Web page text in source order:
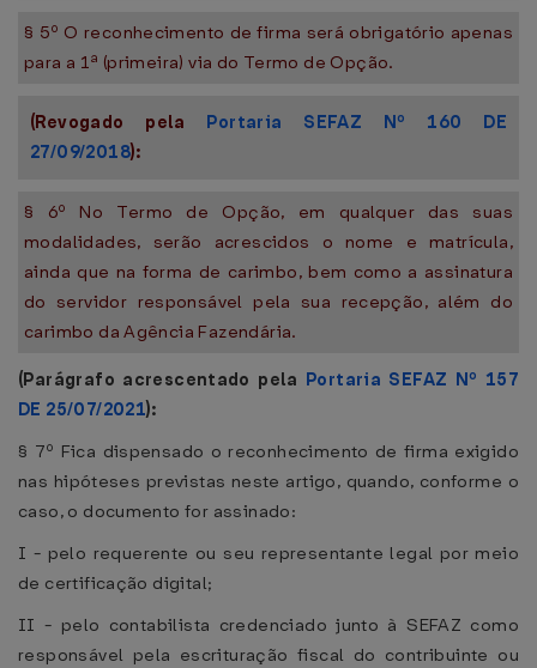
§ 5º O reconhecimento de firma será obrigatório apenas
para a 1ª (primeira) via do Termo de Opção.
(Revogado pela Portaria SEFAZ Nº 160 DE
27/09/2018):
§ 6º No Termo de Opção, em qualquer das suas
modalidades, serão acrescidos o nome e matrícula,
ainda que na forma de carimbo, bem como a assinatura
do servidor responsável pela sua recepção, além do
carimbo da Agência Fazendária.
(Parágrafo acrescentado pela Portaria SEFAZ Nº 157
DE 25/07/2021):
§ 7º Fica dispensado o reconhecimento de firma exigido
nas hipóteses previstas neste artigo, quando, conforme o
caso, o documento for assinado:
I - pelo requerente ou seu representante legal por meio
de certificação digital;
II - pelo contabilista credenciado junto à SEFAZ como
responsável pela escrituração fiscal do contribuinte ou